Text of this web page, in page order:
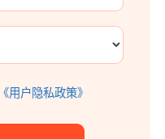
《用户隐私政策》